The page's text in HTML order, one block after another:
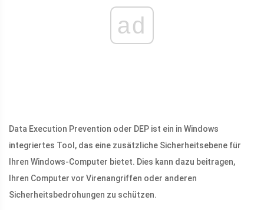
ad
Data Execution Prevention oder DEP ist ein in Windows
integriertes Tool, das eine zusätzliche Sicherheitsebene für
Ihren Windows-Computer bietet. Dies kann dazu beitragen,
Ihren Computer vor Virenangriffen oder anderen
Sicherheitsbedrohungen zu schützen.